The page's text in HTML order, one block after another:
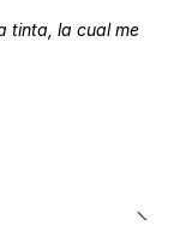
tinta, la cual me